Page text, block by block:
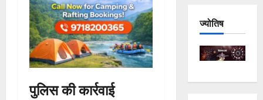
पुलिस की कार्रवाई
ज्योतिष